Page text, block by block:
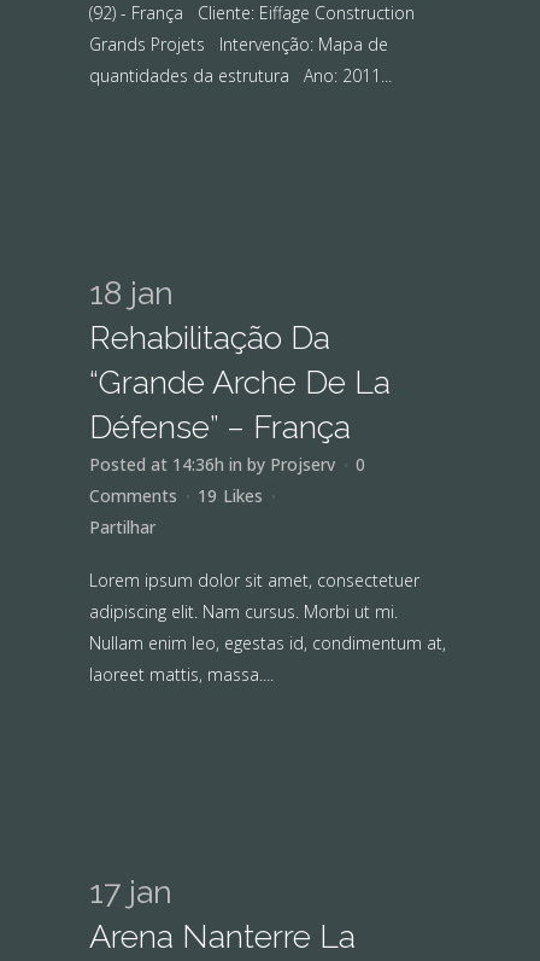
(92) - França Cliente: Eiffage Construction
Grands Projets Intervenção: Mapa de
quantidades da estrutura Ano: 2011...
18 jan
Rehabilitação Da
“Grande Arche De La
Défense” – França
Posted at 14:36h in by Projserv
0
Comments
19 Likes
Partilhar
Lorem ipsum dolor sit amet, consectetuer
adipiscing elit. Nam cursus. Morbi ut mi.
Nullam enim leo, egestas id, condimentum at,
laoreet mattis, massa....
17 jan
Arena Nanterre La